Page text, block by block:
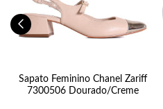
Sapato Feminino Chanel Zariff
7300506 Dourado/Creme